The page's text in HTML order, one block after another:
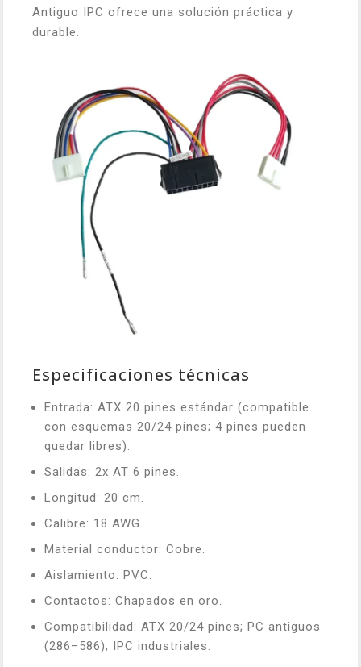
Antiguo IPC ofrece una solución práctica y
durable.
Especificaciones técnicas
Entrada: ATX 20 pines estándar (compatible
con esquemas 20/24 pines; 4 pines pueden
quedar libres).
Salidas: 2x AT 6 pines.
Longitud: 20 cm.
Calibre: 18 AWG.
Material conductor: Cobre.
Aislamiento: PVC.
Contactos: Chapados en oro.
Compatibilidad: ATX 20/24 pines; PC antiguos
(286–586); IPC industriales.